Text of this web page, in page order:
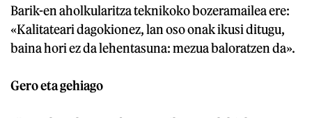
Barik-en aholkularitza teknikoko bozeramailea ere:
«Kalitateari dagokionez, lan oso onak ikusi ditugu,
baina hori ez da lehentasuna: mezua baloratzen da».
Gero eta gehiago